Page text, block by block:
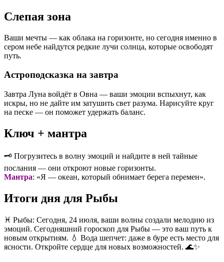
Слепая зона
Ваши мечты — как облака на горизонте, но сегодня именно в
сером небе найдутся редкие лучи солнца, которые освободят
путь.
Астроподсказка на завтра
Завтра Луна войдёт в Овна — ваши эмоции вспыхнут, как
искры, но не дайте им затушить свет разума. Нарисуйте круг
на песке — он поможет удержать баланс.
Ключ + мантра
🗝️ Погрузитесь в волну эмоций и найдите в ней тайные
послания — они откроют новые горизонты.
Мантра: «Я — океан, который обнимает берега перемен».
Итоги дня для Рыбы
♓️ Рыбы: Сегодня, 24 июля, ваши волны создали мелодию из
эмоций. Сегодняшний гороскоп для Рыбы — это ваш путь к
новым открытиям. 💧 Вода шепчет: даже в буре есть место для
ясности. Откройте сердце для новых возможностей. 🌊✨